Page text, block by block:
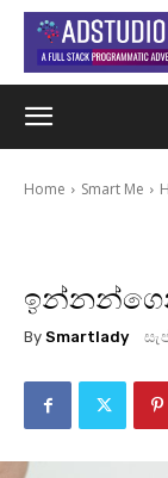
Home Smart Me
By Smartlady